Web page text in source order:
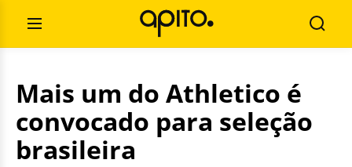
contentOpen
Menu
for:
Mais um do Athletico é
convocado para seleção
brasileira